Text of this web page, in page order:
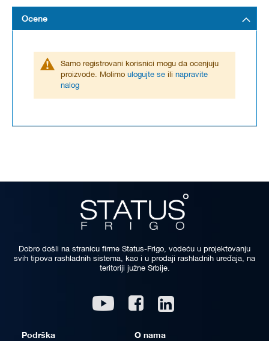
Ocene
Samo registrovani korisnici mogu da ocenjuju
proizvode. Molimo ulogujte se ili napravite
nalog
Dobro došli na stranicu firme Status-Frigo, vodeću u projektovanju
svih tipova rashladnih sistema, kao i u prodaji rashladnih uređaja, na
teritoriji južne Srbije.
Youtube Facebook
Podrška O nama